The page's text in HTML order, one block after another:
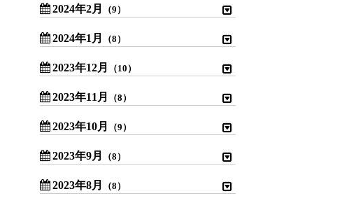
2024年2月 （9）
2024年1月 （8）
2023年12月 （10）
2023年11月 （8）
2023年10月 （9）
2023年9月 （8）
2023年8月 （8）